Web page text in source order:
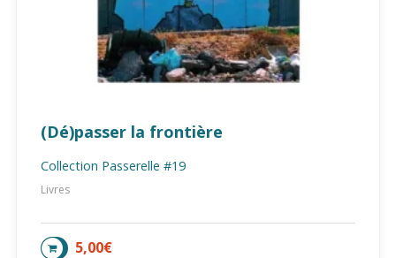
(Dé)passer la frontière
Collection Passerelle #19
Livres
5,00€
AJOUTER AU PANIER